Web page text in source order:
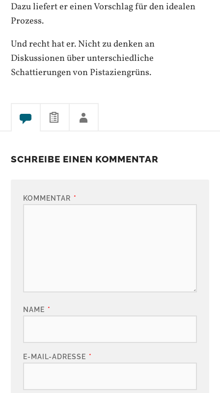
Dazu liefert er einen Vorschlag für den idealen
Prozess.
Und recht hat er. Nicht zu denken an
Diskussionen über unterschiedliche
Schattierungen von Pistaziengrüns.
SCHREIBE EINEN KOMMENTAR
KOMMENTAR *
NAME *
E-MAIL-ADRESSE *